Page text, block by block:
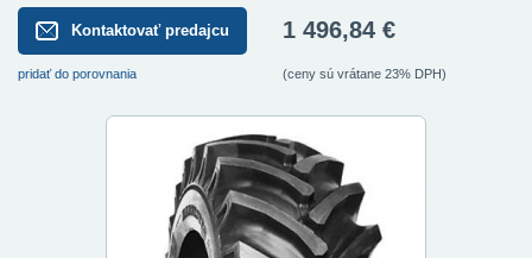
Kontaktovať predajcu
pridať do porovnania
1 496,84 €
(ceny sú vrátane 23% DPH)